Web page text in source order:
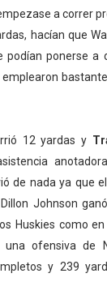
a correr
hacían que
podían ponerse a
12 yardas y
de nada ya que
Johnson
Huskies como
ofensiva de
y 239